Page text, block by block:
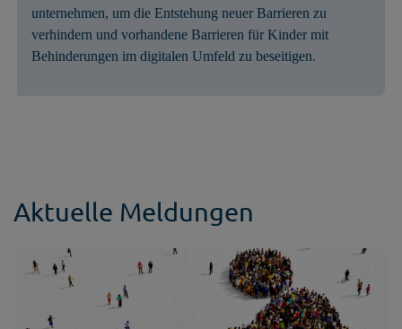
unternehmen, um die Entstehung neuer Barrieren zu
verhindern und vorhandene Barrieren für Kinder mit
Behinderungen im digitalen Umfeld zu beseitigen.
Aktuelle Meldungen